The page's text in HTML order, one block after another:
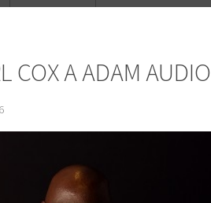
COX A ADAM AUDIO